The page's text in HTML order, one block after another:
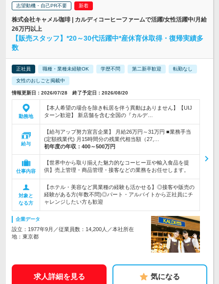
志望動機・自己PR不要
株式会社キャメル珈琲 | カルディコーヒーファームで活躍/女性活躍中/月給
26万円以上
【販売スタッフ】*20～30代活躍中*産休育休取得・復帰実績多
数
正社員 職種・業種未経験OK 学歴不問 第二新卒歓迎 転勤なし
女性のおしごと掲載中
情報更新日：2026/07/28 終了予定日：2026/08/20
勤務地
【本人希望の場合を除き転居を伴う異動はありません】【UIJ
ターン歓迎】 新店舗を含む全国の『カルデ…
給与
【給与アップ努力宣言企業】 月給26万円～31万円 ■業務手当
(定額残業代) 月15時間分の残業代相当額（27,…
初年度の年収： 400～500万円
仕事内容
【世界中から取り揃えた魅力的なコーヒー豆や輸入食品を提
供】売上管理・商品管理・接客などの業務をお任せします。
対象と
なる方
【ホテル・美容など異業種の経験も活かせる】◎接客や販売の
経験がある方(年数不問)◎パート・アルバイトから正社員にチ
ャレンジしたい方も歓迎
企業データ
設立：1977年9月／従業員数：14,200人／本社所在
地：東京都
求人詳細を見る 気になる